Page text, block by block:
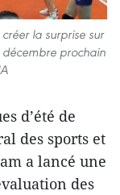
la surprise sur
décembre prochain
d’été de
des sports et
a lancé une
des